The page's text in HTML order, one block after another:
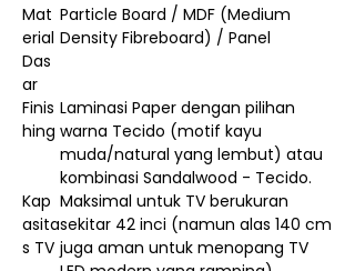
Mat
erial
Das
ar
Particle Board / MDF (Medium
Density Fibreboard) / Panel
Finis
hing
Laminasi Paper dengan pilihan
warna Tecido (motif kayu
muda/natural yang lembut) atau
kombinasi Sandalwood - Tecido.
Kap
asita
s TV
Maksimal untuk TV berukuran
sekitar 42 inci (namun alas 140 cm
juga aman untuk menopang TV